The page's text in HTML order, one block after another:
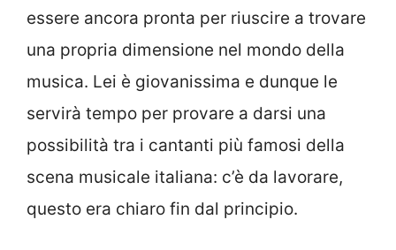
essere ancora pronta per riuscire a trovare
una propria dimensione nel mondo della
musica. Lei è giovanissima e dunque le
servirà tempo per provare a darsi una
possibilità tra i cantanti più famosi della
scena musicale italiana: c’è da lavorare,
questo era chiaro fin dal principio.